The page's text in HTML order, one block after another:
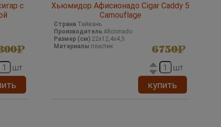
с
шт
Хьюмидор Афисионадо Cigar Caddy 5
Camouflage
Страна Тайвань
Производитель Aficionado
Размер (см) 22х12,4х4,5
Материалы пластик 6750
шт
купить